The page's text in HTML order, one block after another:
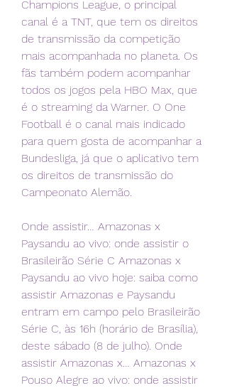
Champions League, o principal
canal é a TNT, que tem os direitos
de transmissão da competição
mais acompanhada no planeta. Os
fãs também podem acompanhar
todos os jogos pela HBO Max, que
é o streaming da Warner. O One
Football é o canal mais indicado
para quem gosta de acompanhar a
Bundesliga, já que o aplicativo tem
os direitos de transmissão do
Campeonato Alemão.
Onde assistir… Amazonas x
Paysandu ao vivo: onde assistir o
Brasileirão Série C Amazonas x
Paysandu ao vivo hoje: saiba como
assistir Amazonas e Paysandu
entram em campo pelo Brasileirão
Série C, às 16h (horário de Brasília),
deste sábado (8 de julho). Onde
assistir Amazonas x… Amazonas x
Pouso Alegre ao vivo: onde assistir